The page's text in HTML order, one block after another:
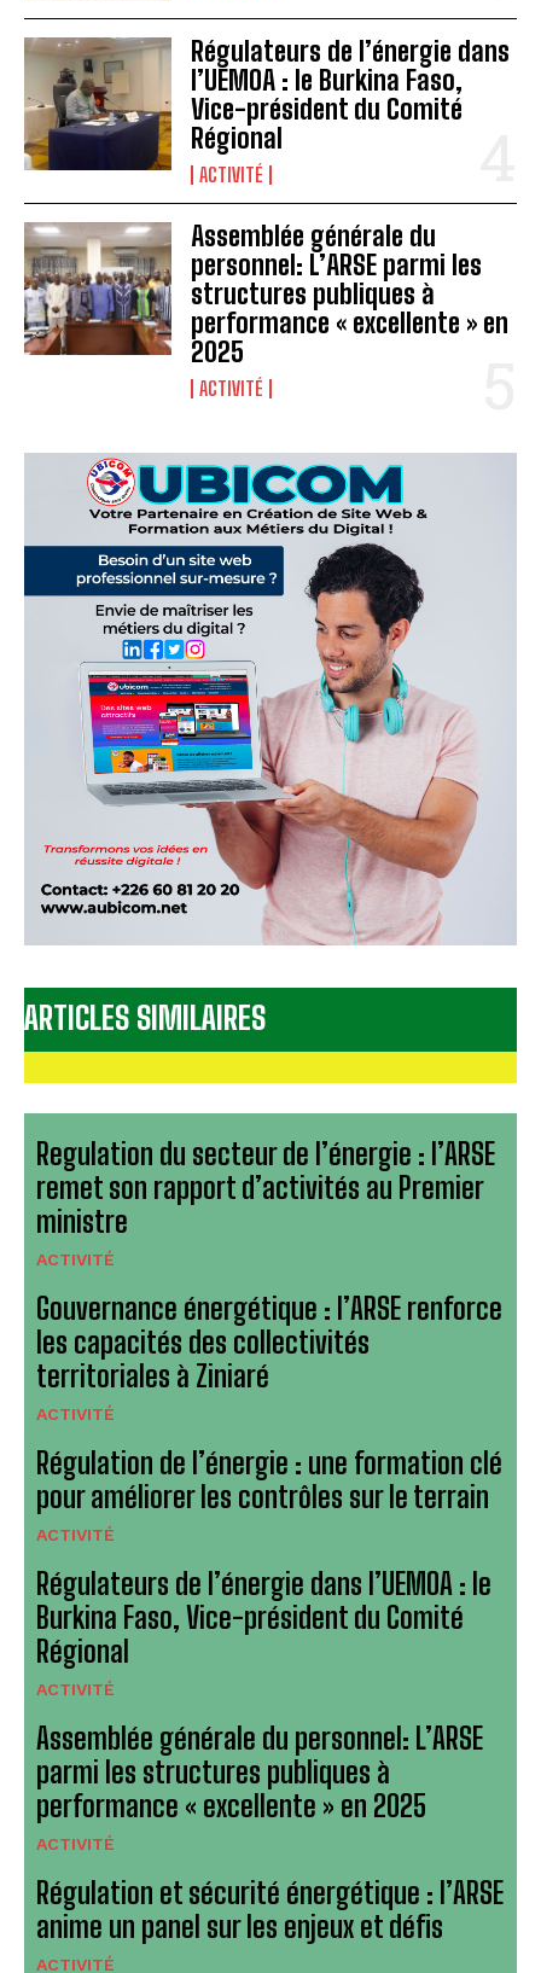
Régulateurs de l’énergie dans
l’UEMOA : le Burkina Faso,
Vice-président du Comité
Régional
ACTIVITÉ
Assemblée générale du
personnel: L’ARSE parmi les
structures publiques à
performance « excellente » en
2025
ACTIVITÉ
ARTICLES SIMILAIRES
Regulation du secteur de l’énergie : l’ARSE
remet son rapport d’activités au Premier
ministre
ACTIVITÉ
Gouvernance énergétique : l’ARSE renforce
les capacités des collectivités
territoriales à Ziniaré
ACTIVITÉ
Régulation de l’énergie : une formation clé
pour améliorer les contrôles sur le terrain
ACTIVITÉ
Régulateurs de l’énergie dans l’UEMOA : le
Burkina Faso, Vice-président du Comité
Régional
ACTIVITÉ
Assemblée générale du personnel: L’ARSE
parmi les structures publiques à
performance « excellente » en 2025
ACTIVITÉ
Régulation et sécurité énergétique : l’ARSE
anime un panel sur les enjeux et défis
ACTIVITÉ